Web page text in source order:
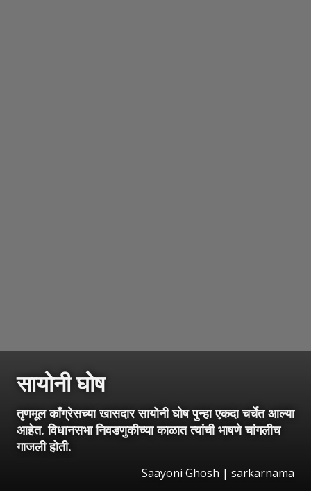
सायोनी घोष
तृणमूल काँग्रेसच्या खासदार सायोनी घोष पुन्हा एकदा चर्चेत आल्या
आहेत. विधानसभा निवडणुकीच्या काळात त्यांची भाषणे चांगलीच
गाजली होती.
Saayoni Ghosh | sarkarnama